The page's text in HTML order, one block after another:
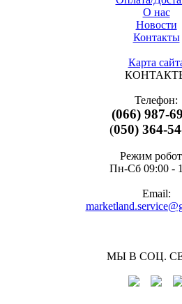
О нас
Новости
Контакты
Карта
Телефон:
(066) 987-
(050) 364-
Режим
Пн-Cб 09:00 -
Email:
МЫ В СОЦ.